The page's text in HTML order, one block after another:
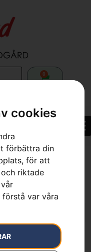
cookies
förbättra din
för att
riktade
var våra
0